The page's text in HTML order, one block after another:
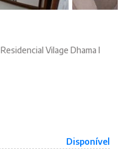
Residencial Vilage Dhama I
Disponível